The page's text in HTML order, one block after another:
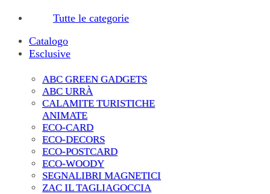
Tutte le categorie
Catalogo
Esclusive
ABC GREEN GADGETS
ABC URRÀ
CALAMITE TURISTICHE
ANIMATE
ECO-CARD
ECO-DECORS
ECO-POSTCARD
ECO-WOODY
SEGNALIBRI MAGNETICI
ZAC IL TAGLIAGOCCIA